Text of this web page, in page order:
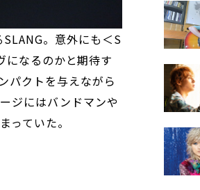
。意外にも＜S
になるのかと期待す
パクトを与えながら
ジにはバンドマンや
っていた。